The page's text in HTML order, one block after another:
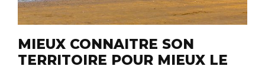
MIEUX CONNAITRE SON
TERRITOIRE POUR MIEUX LE